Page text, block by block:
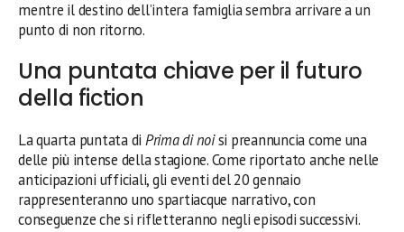
mentre il destino dell’intera famiglia sembra arrivare a un
punto di non ritorno.
Una puntata chiave per il futuro
della fiction
La quarta puntata di Prima di noisi preannuncia come una
delle più intense della stagione. Come riportato anche nelle
anticipazioni ufficiali, gli eventi del 20 gennaio
rappresenteranno uno spartiacque narrativo, con
conseguenze che si rifletteranno negli episodi successivi.